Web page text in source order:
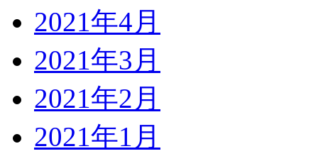
2021年4月
2021年3月
2021年2月
2021年1月